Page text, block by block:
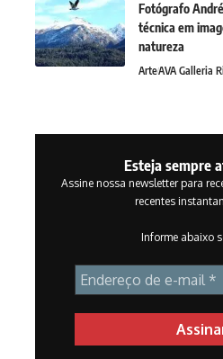
Fotógrafo
técnica em
natureza
ArteAVA Galleria
Esteja sempre
Assine nossa newsletter para
recentes
Informe abaixo